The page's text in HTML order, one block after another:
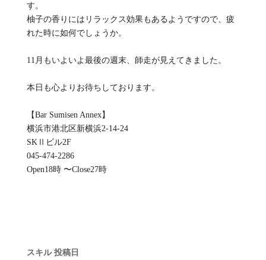
す。
柚子の香りにはリラックス効果もあるようですので、疲
れた時に如何でしょうか。
11月もいよいよ最後の週末、師走が見えてきました。
本日も心よりお待ちしております。
【Bar Sumisen Annex】
横浜市港北区新横浜2-14-24
SKⅡビル2F
045-474-2286
Open18時 〜Close27時
スキル 投稿日